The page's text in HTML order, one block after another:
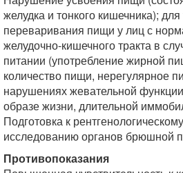
желудка и тонкого кишечника);
переваривания пищи у лиц с
желудочно-кишечного тракта в
питании (употребление жирной
количество пищи, нерегулярное
нарушениях жевательной
образе жизни, длительной
Подготовка к
исследованию органов брюшной
Противопоказания